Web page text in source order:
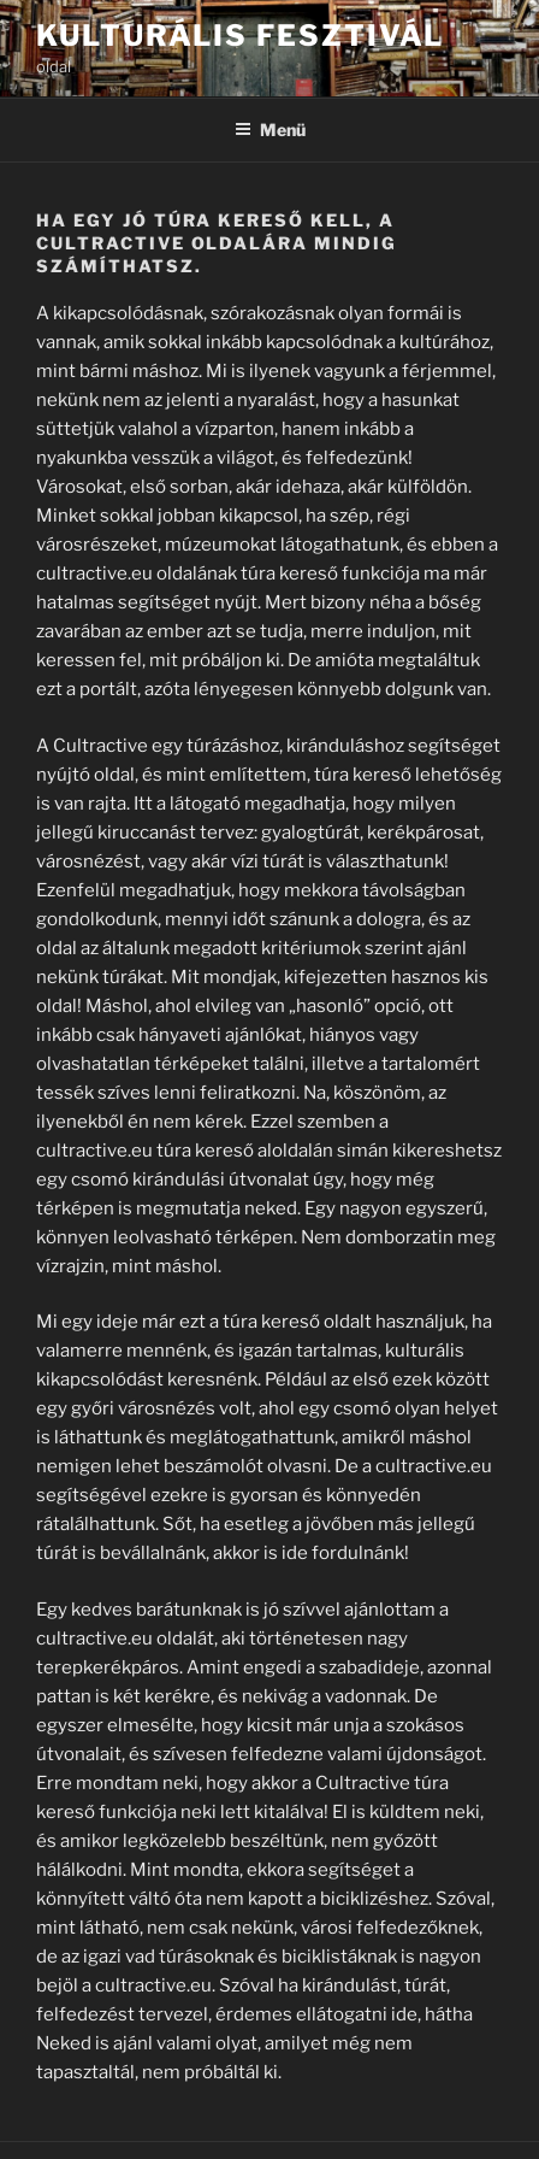
Tartalomhoz
KULTURÁLIS FESZTIVÁL
oldal
Menü
HA EGY JÓ TÚRA KERESŐ KELL, A
CULTRACTIVE OLDALÁRA MINDIG
SZÁMÍTHATSZ.
A kikapcsolódásnak, szórakozásnak olyan formái is
vannak, amik sokkal inkább kapcsolódnak a kultúrához,
mint bármi máshoz. Mi is ilyenek vagyunk a férjemmel,
nekünk nem az jelenti a nyaralást, hogy a hasunkat
süttetjük valahol a vízparton, hanem inkább a
nyakunkba vesszük a világot, és felfedezünk!
Városokat, első sorban, akár idehaza, akár külföldön.
Minket sokkal jobban kikapcsol, ha szép, régi
városrészeket, múzeumokat látogathatunk, és ebben a
cultractive.eu oldalának túra kereső funkciója ma már
hatalmas segítséget nyújt. Mert bizony néha a bőség
zavarában az ember azt se tudja, merre induljon, mit
keressen fel, mit próbáljon ki. De amióta megtaláltuk
ezt a portált, azóta lényegesen könnyebb dolgunk van.
A Cultractive egy túrázáshoz, kiránduláshoz segítséget
nyújtó oldal, és mint említettem, túra kereső lehetőség
is van rajta. Itt a látogató megadhatja, hogy milyen
jellegű kiruccanást tervez: gyalogtúrát, kerékpárosat,
városnézést, vagy akár vízi túrát is választhatunk!
Ezenfelül megadhatjuk, hogy mekkora távolságban
gondolkodunk, mennyi időt szánunk a dologra, és az
oldal az általunk megadott kritériumok szerint ajánl
nekünk túrákat. Mit mondjak, kifejezetten hasznos kis
oldal! Máshol, ahol elvileg van „hasonló” opció, ott
inkább csak hányaveti ajánlókat, hiányos vagy
olvashatatlan térképeket találni, illetve a tartalomért
tessék szíves lenni feliratkozni. Na, köszönöm, az
ilyenekből én nem kérek. Ezzel szemben a
cultractive.eu túra kereső aloldalán simán kikereshetsz
egy csomó kirándulási útvonalat úgy, hogy még
térképen is megmutatja neked. Egy nagyon egyszerű,
könnyen leolvasható térképen. Nem domborzatin meg
vízrajzin, mint máshol.
Mi egy ideje már ezt a túra kereső oldalt használjuk, ha
valamerre mennénk, és igazán tartalmas, kulturális
kikapcsolódást keresnénk. Például az első ezek között
egy győri városnézés volt, ahol egy csomó olyan helyet
is láthattunk és meglátogathattunk, amikről máshol
nemigen lehet beszámolót olvasni. De a cultractive.eu
segítségével ezekre is gyorsan és könnyedén
rátalálhattunk. Sőt, ha esetleg a jövőben más jellegű
túrát is bevállalnánk, akkor is ide fordulnánk!
Egy kedves barátunknak is jó szívvel ajánlottam a
cultractive.eu oldalát, aki történetesen nagy
terepkerékpáros. Amint engedi a szabadideje, azonnal
pattan is két kerékre, és nekivág a vadonnak. De
egyszer elmesélte, hogy kicsit már unja a szokásos
útvonalait, és szívesen felfedezne valami újdonságot.
Erre mondtam neki, hogy akkor a Cultractive túra
kereső funkciója neki lett kitalálva! El is küldtem neki,
és amikor legközelebb beszéltünk, nem győzött
hálálkodni. Mint mondta, ekkora segítséget a
könnyített váltó óta nem kapott a biciklizéshez. Szóval,
mint látható, nem csak nekünk, városi felfedezőknek,
de az igazi vad túrásoknak és biciklistáknak is nagyon
bejöl a cultractive.eu. Szóval ha kirándulást, túrát,
felfedezést tervezel, érdemes ellátogatni ide, hátha
Neked is ajánl valami olyat, amilyet még nem
tapasztaltál, nem próbáltál ki.